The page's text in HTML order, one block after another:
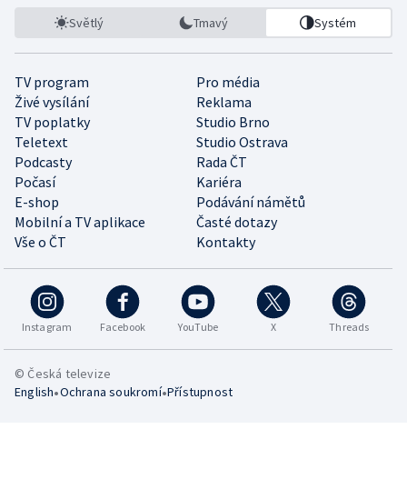
Světlý Tmavý Systém
TV program
Pro média
Živé vysílání
Reklama
TV poplatky
Studio Brno
Teletext
Studio Ostrava
Podcasty
Rada ČT
Počasí
Kariéra
E-shop
Podávání námětů
Mobilní a TV aplikace
Časté dotazy
Vše o ČT
Kontakty
Instagram Facebook YouTube X Threads
© Česká televize
English•Ochrana soukromí•Přístupnost